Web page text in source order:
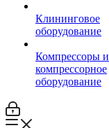
Клининговое
оборудование
Компрессоры и
компрессорное
оборудование